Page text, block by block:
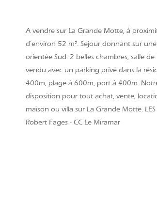
A vendre sur La Grande Motte, à
d'environ 52 m². Séjour donnant sur
orientée Sud. 2 belles chambres, salle
vendu avec un parking privé dans la
400m, plage à 600m, port à 400m.
disposition pour tout achat, vente,
maison ou villa sur La Grande Motte.
Robert Fages - CC Le Miramar